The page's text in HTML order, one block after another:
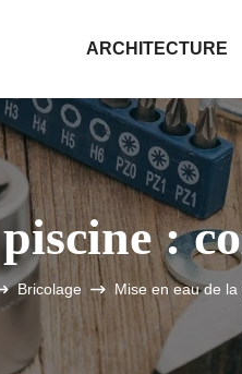
ARCHITECTURE
:
Bricolage Mise en eau de